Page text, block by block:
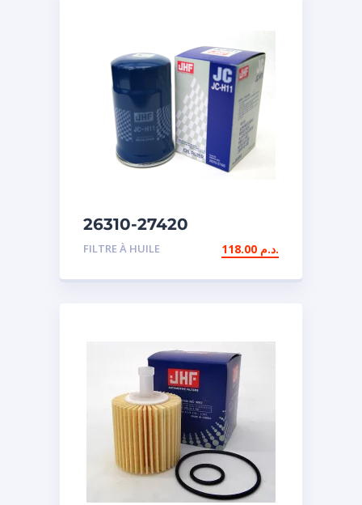
26310-27420
FILTRE À HUILE 118.00 د.م.